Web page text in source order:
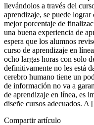
llevándolos a través del
aprendizaje, se puede
mejor porcentaje de
una buena experiencia de
espera que los alumnos
curso de aprendizaje en
ocho largas horas con solo
definitivamente no les está
cerebro humano tiene un
de información no va a
de aprendizaje en línea, es
diseñe cursos adecuados.
Compartir artículo